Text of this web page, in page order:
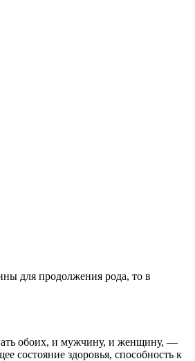
для продолжения рода, то в
обоих, и мужчину, и женщину, —
состояние здоровья, способность к